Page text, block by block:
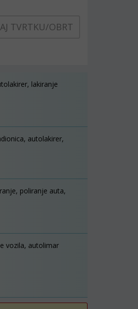
TVRTKU/OBRT
lakiranje
autolakirer,
poliranje auta,
vozila, autolimar